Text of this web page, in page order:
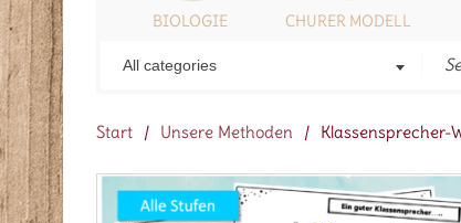
BIOLOGIE CHURER MODELL
All categories
Start / Unsere Methoden / Klassensprecher-